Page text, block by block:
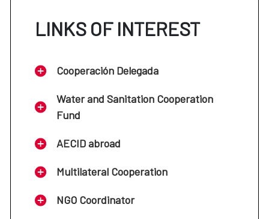
LINKS OF INTEREST
Cooperación Delegada
Water and Sanitation Cooperation
Fund
AECID abroad
Multilateral Cooperation
NGO Coordinator